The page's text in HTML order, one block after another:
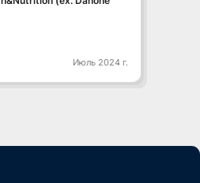
Июль 2024 г.